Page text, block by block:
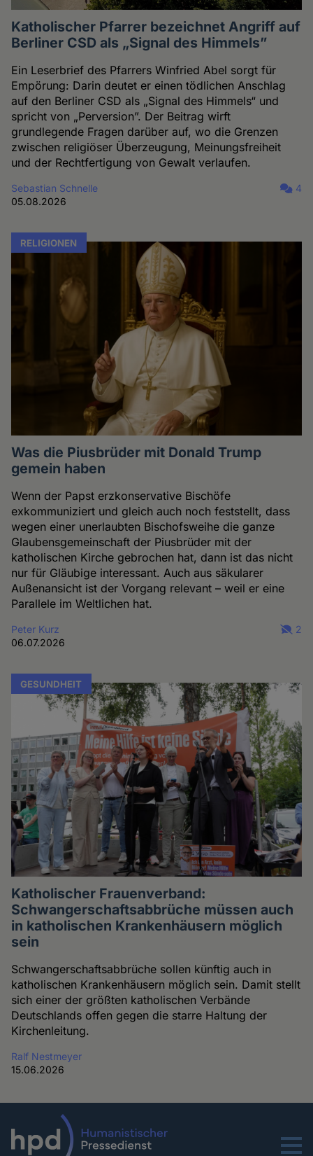
Katholischer Pfarrer bezeichnet Angriff auf
Berliner CSD als „Signal des Himmels”
Ein Leserbrief des Pfarrers Winfried Abel sorgt für
Empörung: Darin deutet er einen tödlichen Anschlag
auf den Berliner CSD als „Signal des Himmels“ und
spricht von „Perversion”. Der Beitrag wirft
grundlegende Fragen darüber auf, wo die Grenzen
zwischen religiöser Überzeugung, Meinungsfreiheit
und der Rechtfertigung von Gewalt verlaufen.
Sebastian Schnelle
05.08.2026
4
RELIGIONEN
Was die Piusbrüder mit Donald Trump
gemein haben
Wenn der Papst erzkonservative Bischöfe
exkommuniziert und gleich auch noch feststellt, dass
wegen einer unerlaubten Bischofsweihe die ganze
Glaubensgemeinschaft der Piusbrüder mit der
katholischen Kirche gebrochen hat, dann ist das nicht
nur für Gläubige interessant. Auch aus säkularer
Außenansicht ist der Vorgang relevant – weil er eine
Parallele im Weltlichen hat.
Peter Kurz
06.07.2026
2
GESUNDHEIT
Katholischer Frauenverband:
Schwangerschaftsabbrüche müssen auch
in katholischen Krankenhäusern möglich
sein
Schwangerschaftsabbrüche sollen künftig auch in
katholischen Krankenhäusern möglich sein. Damit stellt
sich einer der größten katholischen Verbände
Deutschlands offen gegen die starre Haltung der
Kirchenleitung.
Ralf Nestmeyer
15.06.2026
Menu